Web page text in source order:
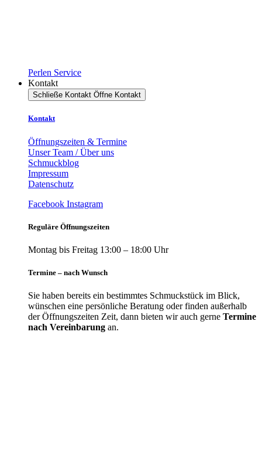
Perlen Service
Kontakt
Schließe Kontakt Öffne Kontakt
Kontakt
Öffnungszeiten & Termine
Unser Team / Über uns
Schmuckblog
Impressum
Datenschutz
Facebook Instagram
Reguläre Öffnungszeiten
Montag bis Freitag 13:00 – 18:00 Uhr
Termine – nach Wunsch
Sie haben bereits ein bestimmtes Schmuckstück im Blick,
wünschen eine persönliche Beratung oder finden außerhalb
der Öffnungszeiten Zeit, dann bieten wir auch gerne Termine
nach Vereinbarung an.